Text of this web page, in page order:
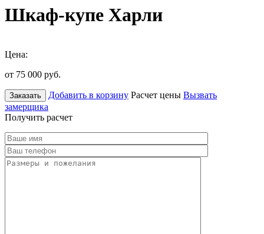
Шкаф-купе Харли
Цена:
от 75 000 руб.
Заказать Добавить в корзину Расчет цены Вызвать
замерщика
Получить расчет